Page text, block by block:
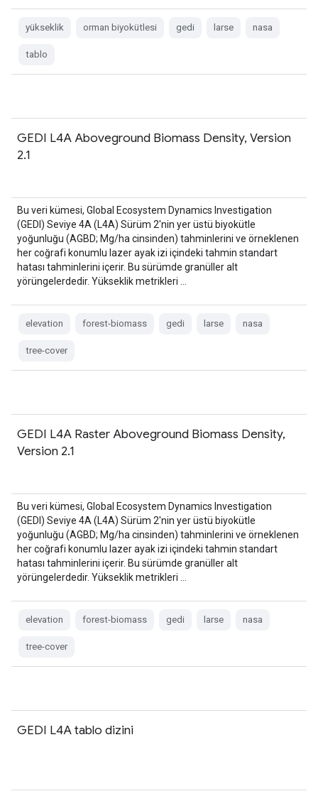
yükseklik orman biyokütlesi gedi larse nasa
tablo
GEDI L4A Aboveground Biomass Density, Version
2.1
Bu veri kümesi, Global Ecosystem Dynamics Investigation
(GEDI) Seviye 4A (L4A) Sürüm 2'nin yer üstü biyokütle
yoğunluğu (AGBD; Mg/ha cinsinden) tahminlerini ve örneklenen
her coğrafi konumlu lazer ayak izi içindeki tahmin standart
hatası tahminlerini içerir. Bu sürümde granüller alt
yörüngelerdedir. Yükseklik metrikleri …
elevation forest-biomass gedi larse nasa
tree-cover
GEDI L4A Raster Aboveground Biomass Density,
Version 2.1
Bu veri kümesi, Global Ecosystem Dynamics Investigation
(GEDI) Seviye 4A (L4A) Sürüm 2'nin yer üstü biyokütle
yoğunluğu (AGBD; Mg/ha cinsinden) tahminlerini ve örneklenen
her coğrafi konumlu lazer ayak izi içindeki tahmin standart
hatası tahminlerini içerir. Bu sürümde granüller alt
yörüngelerdedir. Yükseklik metrikleri …
elevation forest-biomass gedi larse nasa
tree-cover
GEDI L4A tablo dizini